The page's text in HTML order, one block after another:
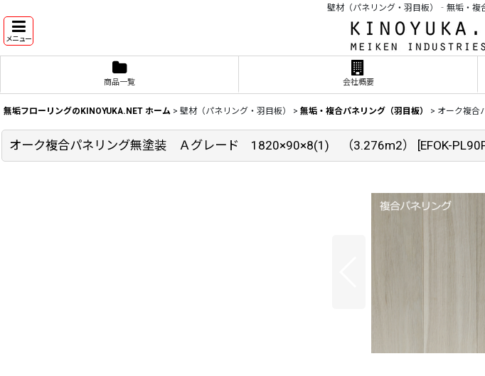
壁材（パネリング・羽目板）‐無垢・複
メニュー
商品一覧 会社概要
無垢フローリングのKINOYUKA.NET ホーム > 壁材（パネリング・羽目板） > 無垢・複合パネリング（羽目板） > オーク複
オーク複合パネリング無塗装 Ａグレード 1820×90×8(1) （3.276m2） [EFOK-